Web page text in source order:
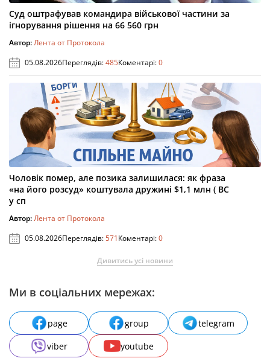
Суд оштрафував командира військової частини за
ігнорування рішення на 66 560 грн
Автор:Лента от Протокола
05.08.2026Переглядів:485Коментарі:0
Чоловік помер, але позика залишилася: як фраза
«на його розсуд» коштувала дружині $1,1 млн ( ВС
у сп
Автор:Лента от Протокола
05.08.2026Переглядів:571Коментарі:0
Дивитись усі новини
Ми в соціальних мережах:
page group
telegram
viber
youtube